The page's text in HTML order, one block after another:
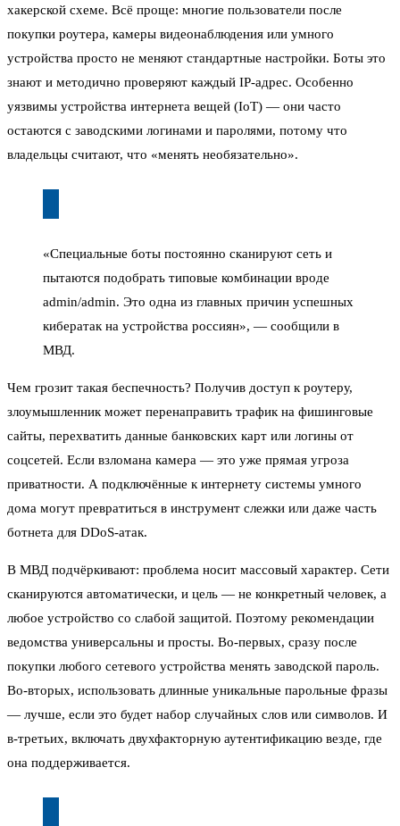
хакерской схеме. Всё проще: многие пользователи после
покупки роутера, камеры видеонаблюдения или умного
устройства просто не меняют стандартные настройки. Боты это
знают и методично проверяют каждый IP-адрес. Особенно
уязвимы устройства интернета вещей (IoT) — они часто
остаются с заводскими логинами и паролями, потому что
владельцы считают, что «менять необязательно».
«Специальные боты постоянно сканируют сеть и
пытаются подобрать типовые комбинации вроде
admin/admin. Это одна из главных причин успешных
кибератак на устройства россиян», — сообщили в
МВД.
Чем грозит такая беспечность? Получив доступ к роутеру,
злоумышленник может перенаправить трафик на фишинговые
сайты, перехватить данные банковских карт или логины от
соцсетей. Если взломана камера — это уже прямая угроза
приватности. А подключённые к интернету системы умного
дома могут превратиться в инструмент слежки или даже часть
ботнета для DDoS-атак.
В МВД подчёркивают: проблема носит массовый характер. Сети
сканируются автоматически, и цель — не конкретный человек, а
любое устройство со слабой защитой. Поэтому рекомендации
ведомства универсальны и просты. Во-первых, сразу после
покупки любого сетевого устройства менять заводской пароль.
Во-вторых, использовать длинные уникальные парольные фразы
— лучше, если это будет набор случайных слов или символов. И
в-третьих, включать двухфакторную аутентификацию везде, где
она поддерживается.